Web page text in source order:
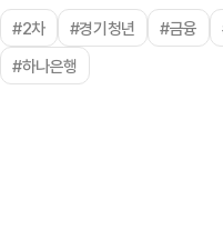
#2차 #경기청년 #금융
#하나은행